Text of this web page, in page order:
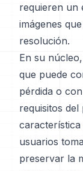
requieren un
imágenes
resolución.
En su
que puede
pérdida o
requisitos del
usuarios
preservar la